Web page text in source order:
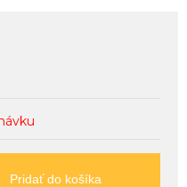
Pridať do košíka